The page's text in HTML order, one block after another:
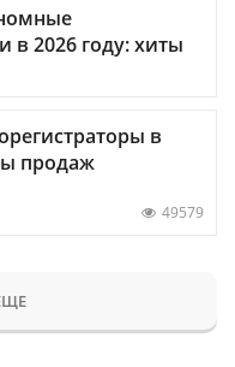
в 2026 году: хиты
в
продаж
49579